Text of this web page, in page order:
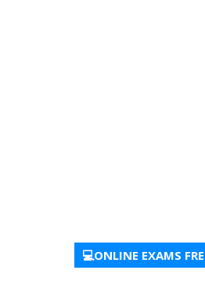
💻ONLINE EXAMS